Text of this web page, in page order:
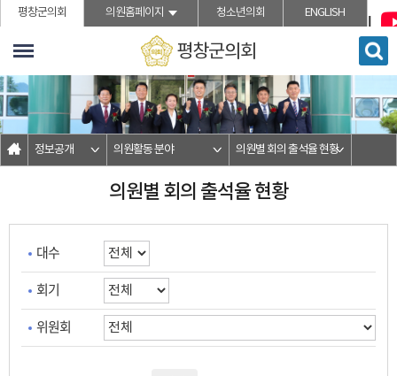
">본문바로가기
평창군의회 의원홈페이지 청소년의회 ENGLISH
평창군의회
정보공개 의원활동 분야 의원별 회의 출석율 현황
의원별 회의 출석율 현황
대수
회기
위원회